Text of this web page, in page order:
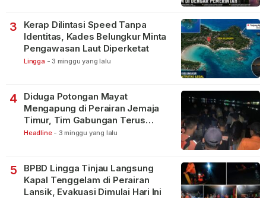
3
Kerap Dilintasi Speed Tanpa
Identitas, Kades Belungkur Minta
Pengawasan Laut Diperketat
Lingga - 3 minggu yang lalu
4
Diduga Potongan Mayat
Mengapung di Perairan Jemaja
Timur, Tim Gabungan Terus
Lakukan Pencarian
Headline - 3 minggu yang lalu
5
BPBD Lingga Tinjau Langsung
Kapal Tenggelam di Perairan
Lansik, Evakuasi Dimulai Hari Ini